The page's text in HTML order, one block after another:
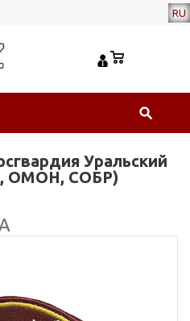
RU
Уральский
ОМОН, СОБР)